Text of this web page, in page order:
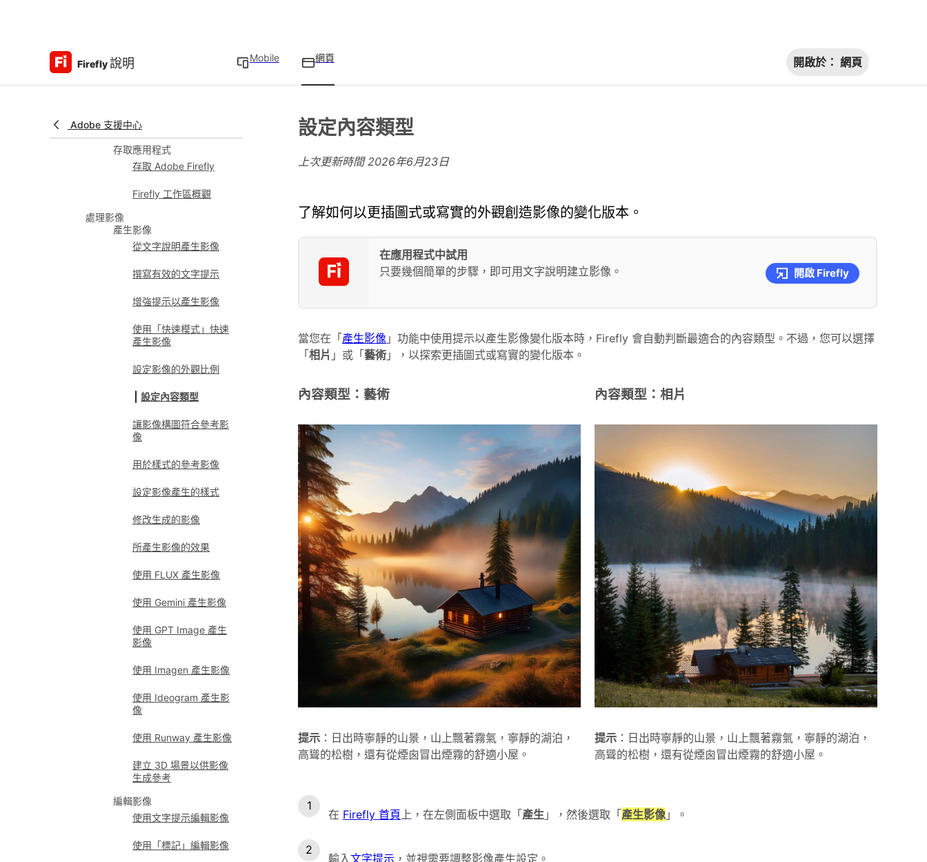
Firefly說明 Mobile 網頁 開啟於： 網頁
Adobe 支援中心
觀
特別優惠
存取應用程式
存取 Adobe Firefly
Firefly 工作區概觀
處理影像
產生影像
從文字說明產生影像
撰寫有效的文字提示
增強提示以產生影像
使用「快速模式」快速
產生影像
設定影像的外觀比例
設定內容類型
讓影像構圖符合參考影
像
用於樣式的參考影像
設定影像產生的樣式
修改生成的影像
所產生影像的效果
使用 FLUX 產生影像
使用 Gemini 產生影像
使用 GPT Image 產生
影像
使用 Imagen 產生影像
使用 Ideogram 產生影
像
使用 Runway 產生影像
建立 3D 場景以供影像
生成參考
編輯影像
使用文字提示編輯影像
使用「標記」編輯影像
設定內容類型
上次更新時間2026年6月23日
了解如何以更插圖式或寫實的外觀創造影像的變化版本。
在應用程式中試用
只要幾個簡單的步驟，即可用文字說明建立影像。
開啟 Firefly
當您在「 產生影像 」功能中使用提示以產生影像變化版本時，Firefly 會自動判斷最適合的內容類型。不過，您可以選擇
「 相片 」或「 藝術 」，以探索更插圖式或寫實的變化版本。
內容類型：藝術
提示 ：日出時寧靜的山景，山上飄著霧氣，寧靜的湖泊，
高聳的松樹，還有從煙囪冒出煙霧的舒適小屋。
內容類型：相片
提示 ：日出時寧靜的山景，山上飄著霧氣，寧靜的湖泊，
高聳的松樹，還有從煙囪冒出煙霧的舒適小屋。
在 Firefly 首頁 上，在左側面板中選取「產生 」，然後選取「產生影像 」。
輸入文字提示 ，並視需要調整影像產生設定。